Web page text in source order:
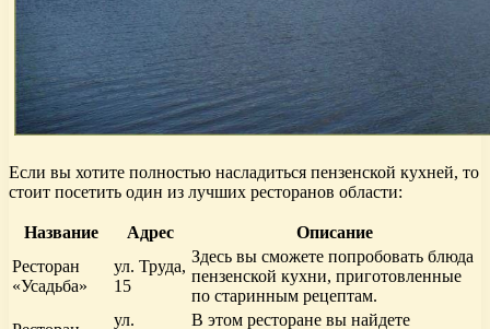
Если вы хотите полностью насладиться пензенской кухней, то
стоит посетить один из лучших ресторанов области:
Название Адрес
Описание
Ресторан
«Усадьба»
ул. Труда,
15
Здесь вы сможете попробовать блюда
пензенской кухни, приготовленные
по старинным рецептам.
ул.
В этом ресторане вы найдете